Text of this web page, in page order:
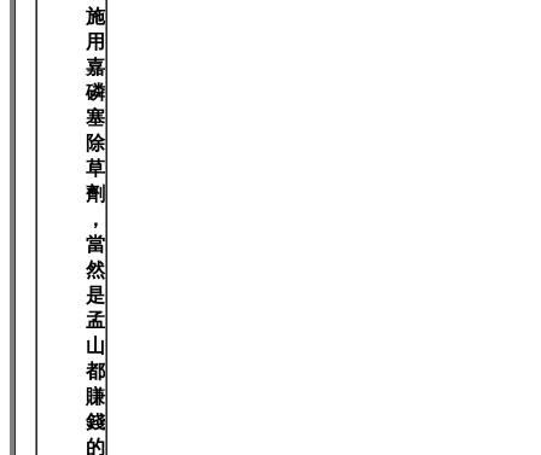
施
用
嘉
磷
塞
除
草
劑
，
當
然
是
孟
山
都
賺
錢
的